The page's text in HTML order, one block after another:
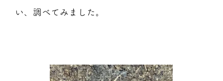
い、調べてみました。